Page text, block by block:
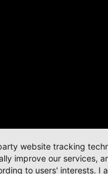
website tracking
improve our services,
to users' interests. I